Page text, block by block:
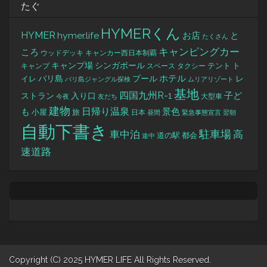
たぐ
HYMER hymer.life HYMERくん お店 たくさん と
ころ ウッドデッキ キャンカー西日本制覇 キャンピングカー
キャンプ キャンプ場 シンガポール スペース タクシー テント
ト
イレ バリ島 バリ島ジャングル探検 プール ホテル ムリアリゾート
レ
ストラン 今夜 入り口 友だち 四国九州R-1 基地 大型車 子ど
も 小屋 建物 旅 日帰り温泉 日本 昼間 景色 緊急事態宣言 翌朝
自動下書き 車中泊 途中 道の駅 都会 駐車場高
速道路
Copyright (C) 2025 HYMER LIFE All Rights Reserved.